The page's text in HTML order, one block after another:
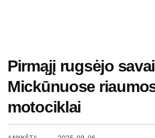
Pirmąjį rugsėjo
Mickūnuose
motociklai